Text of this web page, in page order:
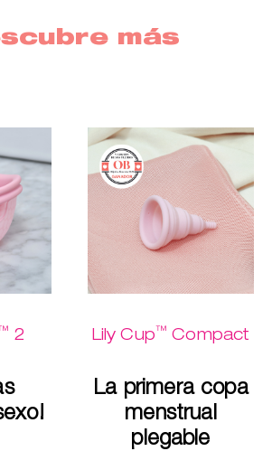
más
2 Lily Cup™ Compact
La primera copa
menstrual
plegable